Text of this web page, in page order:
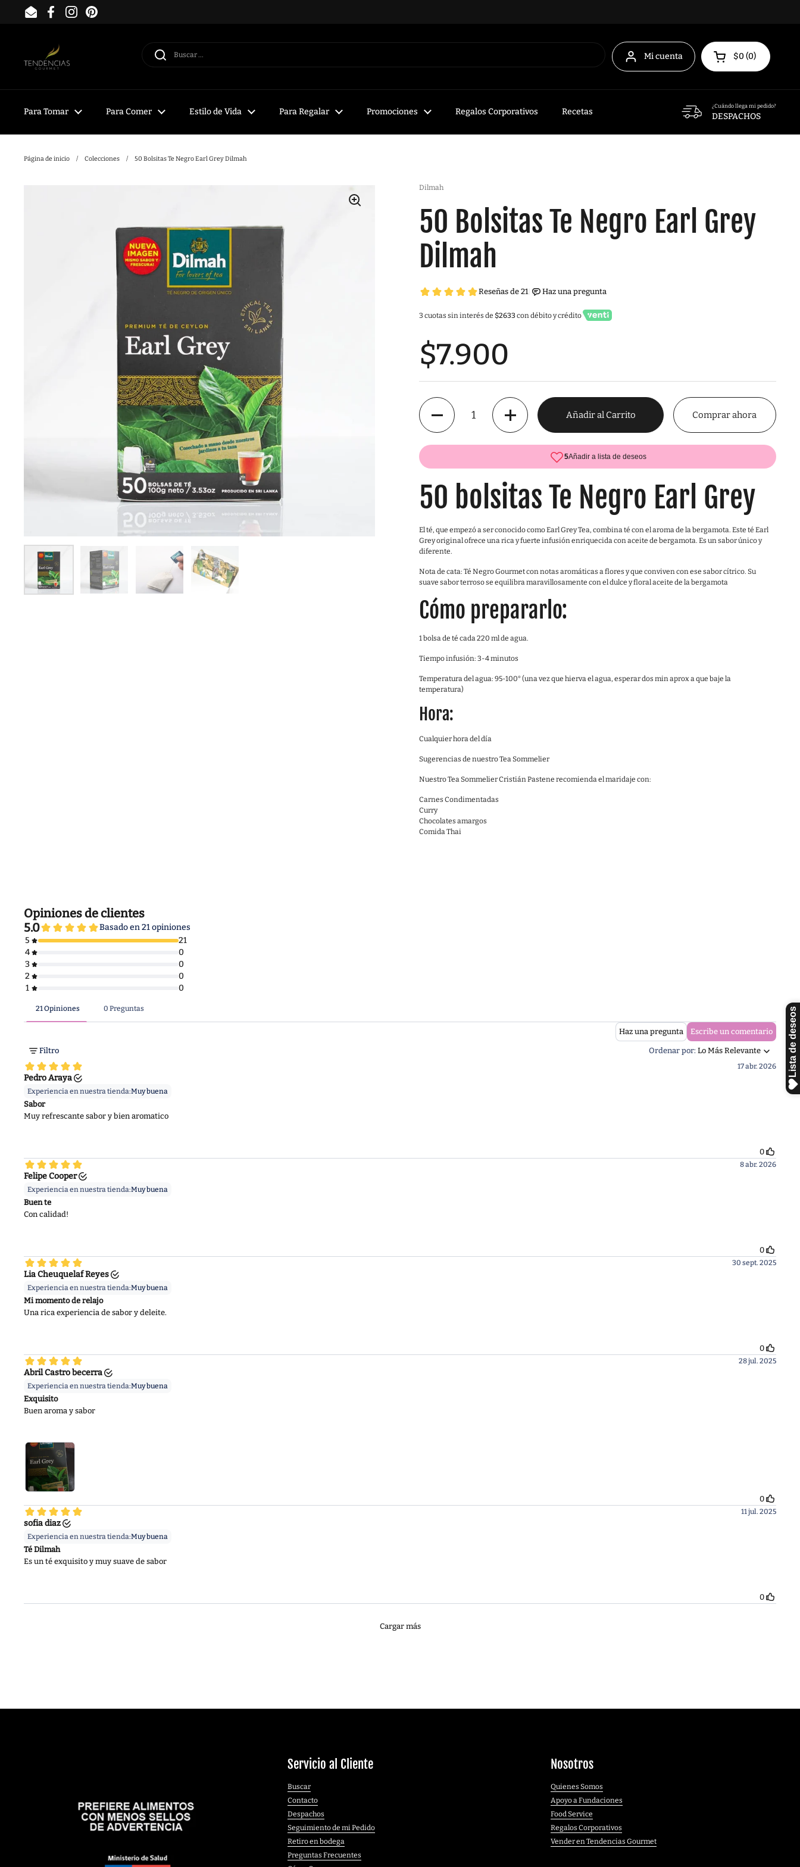
Ir al contenido
EmailFacebookInstagramPinterest
Mi cuenta Abrir carrito
$0 0
Para Tomar Para Comer Estilo de Vida Para Regalar Promociones Regalos Corporativos Recetas
¿Cuándo llega mi pedido?
DESPACHOS
Página de inicio / Colecciones / 50 Bolsitas Te Negro Earl Grey Dilmah
Dilmah
50 Bolsitas Te Negro Earl Grey
Dilmah
3 cuotas sin interés de $2633con débito y crédito
$7.900
Cantidad
Añadir al Carrito Comprar ahora
50 bolsitas Te Negro Earl Grey
El té, que empezó a ser conocido como Earl Grey Tea, combina té con el aroma de la bergamota. Este té Earl
Grey original ofrece una rica y fuerte infusión enriquecida con aceite de bergamota. Es un sabor único y
diferente.
Nota de cata: Té Negro Gourmet con notas aromáticas a flores y que conviven con ese sabor cítrico. Su
suave sabor terroso se equilibra maravillosamente con el dulce y floral aceite de la bergamota
Cómo prepararlo:
1 bolsa de té cada 220 ml de agua.
Tiempo infusión: 3-4 minutos
Temperatura del agua: 95-100° (una vez que hierva el agua, esperar dos min aprox a que baje la
temperatura)
Hora:
Cualquier hora del día
Sugerencias de nuestro Tea Sommelier
Nuestro Tea Sommelier Cristián Pastene recomienda el maridaje con:
Carnes Condimentadas
Curry
Chocolates amargos
Comida Thai
Servicio al Cliente
Buscar
Contacto
Despachos
Seguimiento de mi Pedido
Retiro en bodega
Preguntas Frecuentes
Nosotros
Quienes Somos
Apoyo a Fundaciones
Food Service
Regalos Corporativos
Vender en Tendencias Gourmet